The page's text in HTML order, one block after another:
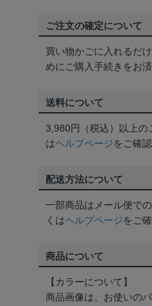
ご注文の確定について
買い物かごに入れるだ
めにご購入手続きをお済
送料について
3,980円（税込）以上の
はヘルプページをご確
配送方法について
一部商品はメール便で
くはヘルプページをご
商品について
【カラーについて】
商品画像は、お使いの